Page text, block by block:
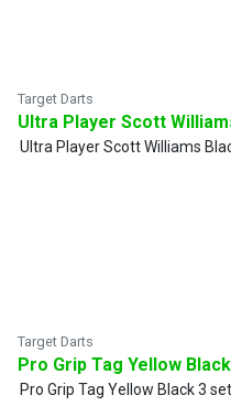
Target Darts
Ultra Player Scott
Ultra Player Scott Williams
Target Darts
Pro Grip Tag Yellow
Pro Grip Tag Yellow Black 3